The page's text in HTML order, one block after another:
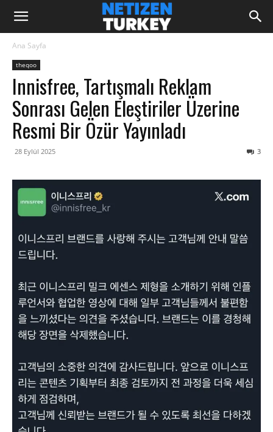
Ana Sayfa
theqoo
Innisfree, Tartışmalı Reklam
Sonrası Gelen Eleştiriler Üzerine
Resmi Bir Özür Yayınladı
28 Eylül 2025 3